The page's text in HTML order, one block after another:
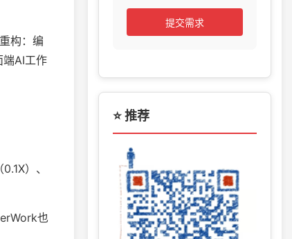
构：编
端AI工作
）、
也
提交需求
⭐ 推荐